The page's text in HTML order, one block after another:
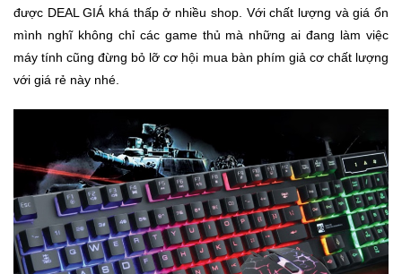
Dã
Ngoại
Ô
Máy
Đồ
chơi
công
nghệ
được DEAL GIÁ khá thấp ở nhiều shop. Với chất lượng và giá ổn
mình nghĩ không chỉ các game thủ mà những ai đang làm việc
máy tính cũng đừng bỏ lỡ cơ hội mua bàn phím giả cơ chất lượng
với giá rẻ này nhé.